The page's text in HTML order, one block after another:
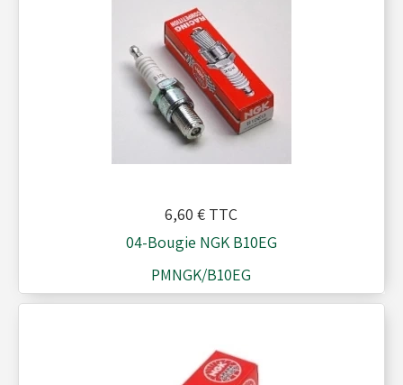
6,60 € TTC
04-Bougie NGK B10EG
PMNGK/B10EG
Leviers de vitesses
Moyeux - Porte-couronnes
Pare chaînes - Echappement